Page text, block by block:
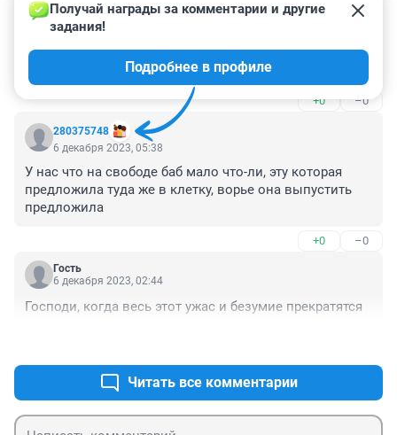
Гость
+0 –0
280375748
Получай награды за комментарии и другие
задания!
Подробнее в профиле
6 декабря 2023, 05:38
У нас что на свободе баб мало что-ли, эту которая
предложила туда же в клетку, ворье она выпустить
предложила
+0 –0
Гость
6 декабря 2023, 02:44
Господи, когда весь этот ужас и безумие прекратятся
Читать все комментарии